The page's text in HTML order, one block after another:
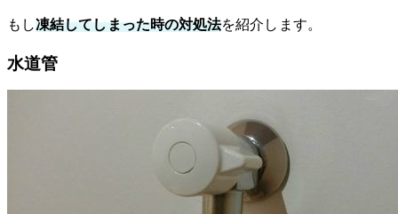
もし凍結してしまった時の対処法を紹介します。
水道管